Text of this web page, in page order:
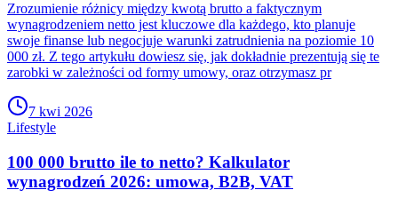
Zrozumienie różnicy między kwotą brutto a faktycznym
wynagrodzeniem netto jest kluczowe dla każdego, kto planuje
swoje finanse lub negocjuje warunki zatrudnienia na poziomie 10
000 zł. Z tego artykułu dowiesz się, jak dokładnie prezentują się te
zarobki w zależności od formy umowy, oraz otrzymasz pr
7 kwi 2026
Lifestyle
100 000 brutto ile to netto? Kalkulator
wynagrodzeń 2026: umowa, B2B, VAT